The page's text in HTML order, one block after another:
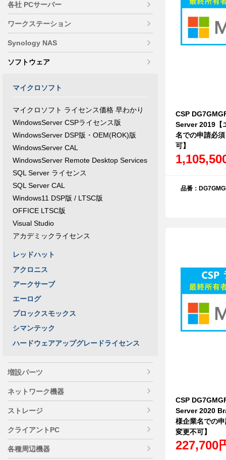
CSP
Server 2019【
名での申請必
可】
品番：
CSP
Server 2020
様企業名での
変更不可】
227,700
各社 PCサーバー
ワークステーション
Synology NAS
ソフトウェア
マイクロソフト
マイクロソフト ライセンス価格 早わかり
WindowsServer CSPライセンス版
WindowsServer DSP版・OEM(ROK)版
WindowsServer CAL
WindowsServer Remote Desktop Services
SQL Server ライセンス
SQL Server CAL
Windows11 DSP版 / LTSC版
OFFICE LTSC版
Visual Studio
アカデミックライセンス
レッドハット
アクロニス
アークサーブ
エーログ
プロックスモックス
シマンテック
ハードウェアアップグレードライセンス
増設パーツ
ネットワーク機器
ストレージ
クライアントPC
各種周辺機器